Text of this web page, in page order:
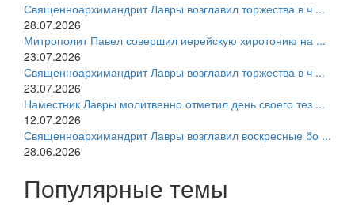
Священноархимандрит Лавры возглавил торжества в ч ...
28.07.2026
Митрополит Павел совершил иерейскую хиротонию на ...
23.07.2026
Священноархимандрит Лавры возглавил торжества в ч ...
23.07.2026
Наместник Лавры молитвенно отметил день своего тез ...
12.07.2026
Священноархимандрит Лавры возглавил воскресные бо ...
28.06.2026
Популярные темы